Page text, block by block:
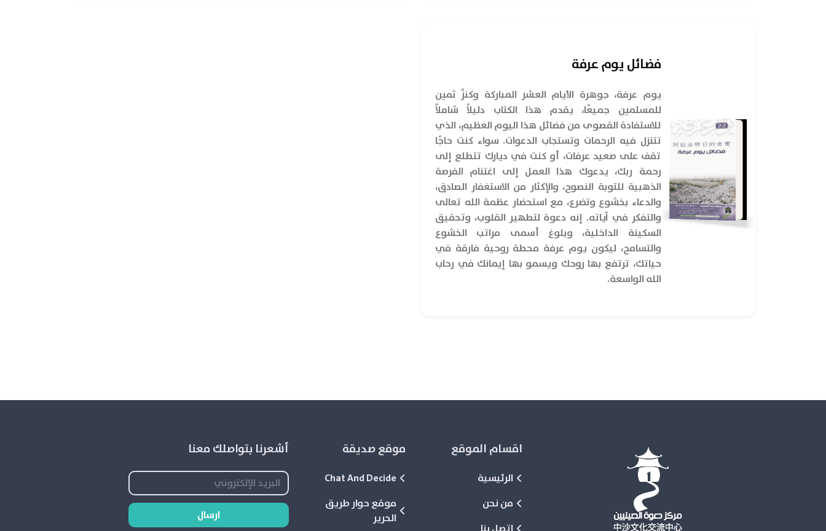
فضائل يوم عرفة
يوم عرفة، جوهرة الأيام العشر المباركة وكنزٌ ثمين
للمسلمين جميعًا، يقدم هذا الكتاب دليلاً شاملاً
للاستفادة القصوى من فضائل هذا اليوم العظيم، الذي
تتنزل فيه الرحمات وتستجاب الدعوات. سواء كنت حاجًا
تقف على صعيد عرفات، أو كنت في ديارك تتطلع إلى
رحمة ربك، يدعوك هذا العمل إلى اغتنام الفرصة
الذهبية للتوبة النصوح، والإكثار من الاستغفار الصادق،
والدعاء بخشوع وتضرع، مع استحضار عظمة الله تعالى
والتفكر في آياته. إنه دعوة لتطهير القلوب، وتحقيق
السكينة الداخلية، وبلوغ أسمى مراتب الخشوع
والتسامح، ليكون يوم عرفة محطة روحية فارقة في
حياتك، ترتفع بها روحك ويسمو بها إيمانك في رحاب
الله الواسعة.
اقسام الموقع
الرئيسية
من نحن
موقع صديقة
Chat And Decide
موقع حوار طريق
الحرير
أشعرنا بتواصلك معنا
ارسال